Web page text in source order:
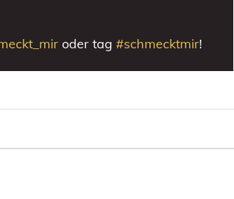
oder tag #schmecktmir!